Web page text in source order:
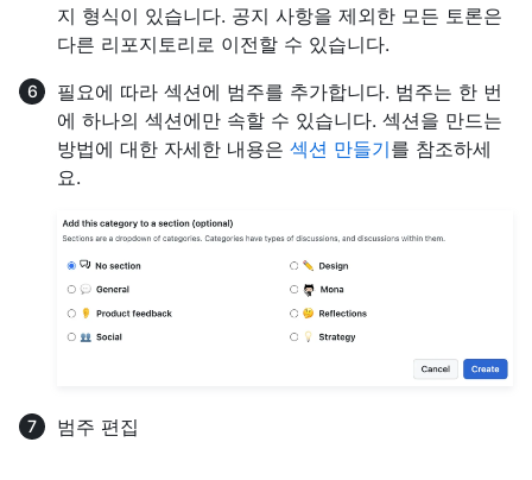
지 형식이 있습니다. 공지 사항을 제외한 모든 토론은
다른 리포지토리로 이전할 수 있습니다.
필요에 따라 섹션에 범주를 추가합니다. 범주는 한 번
에 하나의 섹션에만 속할 수 있습니다. 섹션을 만드는
방법에 대한 자세한 내용은 섹션 만들기를 참조하세
요.
범주 편집